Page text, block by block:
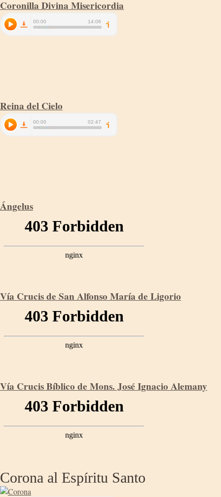
Coronilla Divina Misericordia
Reina del Cielo
Ángelus
Vía Crucis de San Alfonso María de Ligorio
Vía Crucis Bíblico de Mons. José Ignacio Alemany
Corona al Espíritu Santo